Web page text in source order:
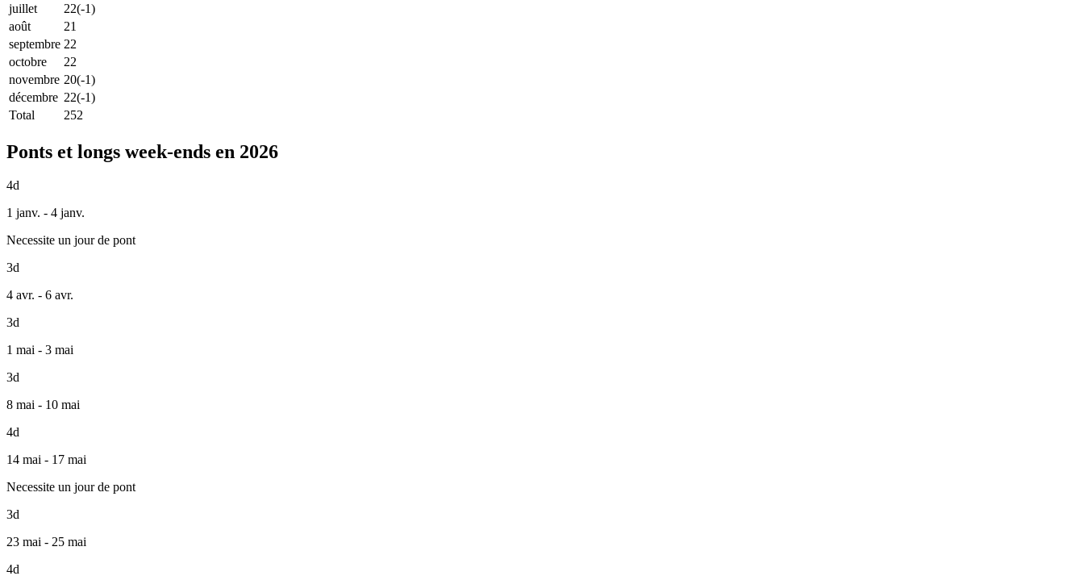
juillet
22(-1)
août
21
septembre 22
octobre
22
novembre 20(-1)
décembre 22(-1)
Total
252
Ponts et longs week-ends en 2026
4d
1 janv. - 4 janv.
Necessite un jour de pont
3d
4 avr. - 6 avr.
3d
1 mai - 3 mai
3d
8 mai - 10 mai
4d
14 mai - 17 mai
Necessite un jour de pont
3d
23 mai - 25 mai
4d